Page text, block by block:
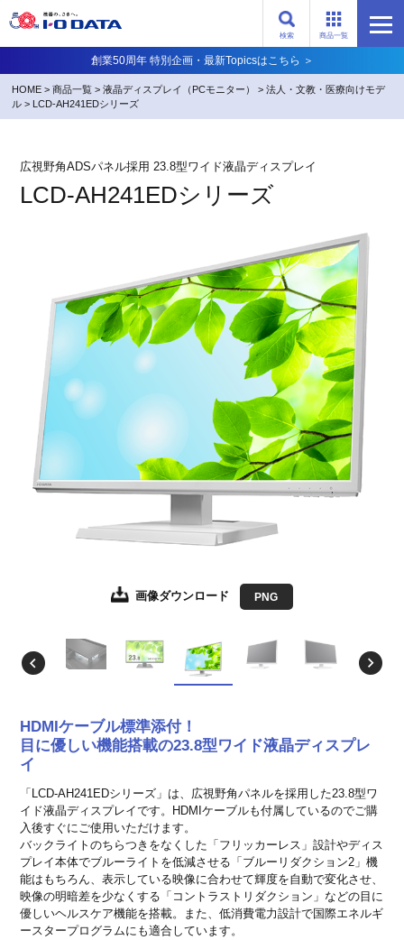
検索 商品一覧
創業50周年 特別企画・最新Topicsはこちら ＞
HOME >商品一覧 >液晶ディスプレイ（PCモニター） >法人・文教・医療向けモデ
ル > LCD-AH241EDシリーズ
広視野角ADSパネル採用 23.8型ワイド液晶ディスプレイ
LCD-AH241EDシリーズ
画像ダウンロード PNG
画像ダウンロード JPEG EPS形式
画像ダウンロード JPEG EPS形式
画像ダウンロード JPEG EPS形式
画像ダウンロード JPEG EPS形式
画像ダウンロード JPEG EPS形式
画像ダウンロード JPEG EPS形式
画像ダウンロード JPEG EPS形式
画像ダウンロード JPEG EPS形式
画像ダウンロード JPEG EPS形式
画像ダウンロード JPEG EPS形式
HDMIケーブル標準添付！
目に優しい機能搭載の23.8型ワイド液晶ディスプレ
イ
「LCD-AH241EDシリーズ」は、広視野角パネルを採用した23.8型ワ
イド液晶ディスプレイです。HDMIケーブルも付属しているのでご購
入後すぐにご使用いただけます。
バックライトのちらつきをなくした「フリッカーレス」設計やディス
プレイ本体でブルーライトを低減させる「ブルーリダクション2」機
能はもちろん、表示している映像に合わせて輝度を自動で変化させ、
映像の明暗差を少なくする「コントラストリダクション」などの目に
優しいヘルスケア機能を搭載。また、低消費電力設計で国際エネルギ
ースタープログラムにも適合しています。